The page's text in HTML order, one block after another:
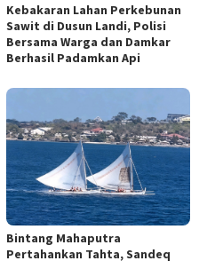
Kebakaran Lahan Perkebunan
Sawit di Dusun Landi, Polisi
Bersama Warga dan Damkar
Berhasil Padamkan Api
Bintang Mahaputra
Pertahankan Tahta, Sandeq